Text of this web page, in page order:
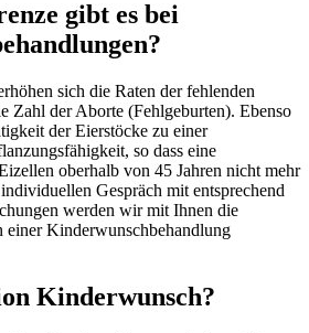
gibt es bei
sich die Raten der fehlenden
Zahl der Aborte (Fehlgeburten). Ebenso
der Eierstöcke zu einer
so dass eine
oberhalb von 45 Jahren nicht mehr
Gespräch mit entsprechend
werden wir mit Ihnen die
einer Kinderwunschbehandlung
Kinderwunsch?